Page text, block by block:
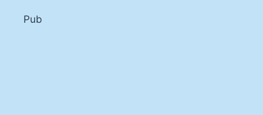
Pub